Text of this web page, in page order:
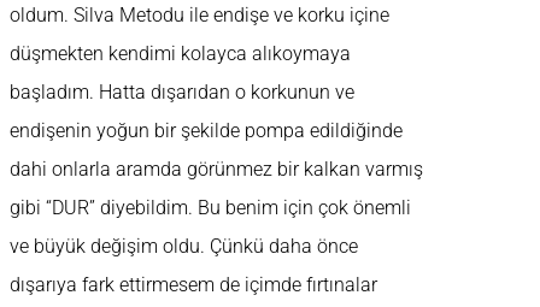
oldum. Silva Metodu ile endişe ve korku içine
düşmekten kendimi kolayca alıkoymaya
başladım. Hatta dışarıdan o korkunun ve
endişenin yoğun bir şekilde pompa edildiğinde
dahi onlarla aramda görünmez bir kalkan varmış
gibi “DUR” diyebildim. Bu benim için çok önemli
ve büyük değişim oldu. Çünkü daha önce
dışarıya fark ettirmesem de içimde fırtınalar